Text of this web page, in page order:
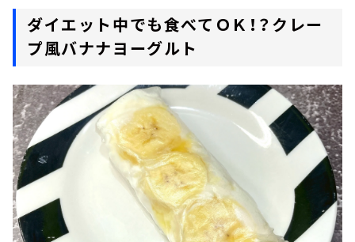
ダイエット中でも食べてＯＫ！？クレー
プ風バナナヨーグルト